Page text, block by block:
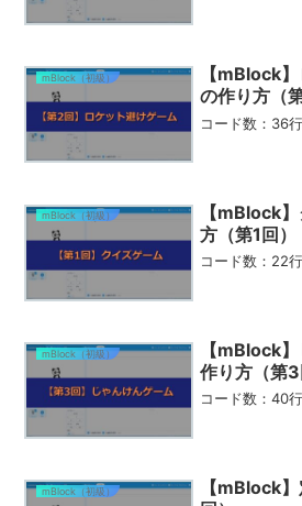
mBlock（初級）
【mBlock
の作り方（
コード数：36
mBlock（初級）
【mBlock
方（第1回）
コード数：22
mBlock（初級）
【mBlock
作り方（第3
コード数：40
mBlock（初級）
【mBlock